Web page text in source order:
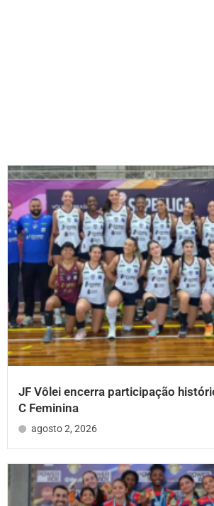
JF Vôlei encerra participação
C Feminina
agosto 2, 2026